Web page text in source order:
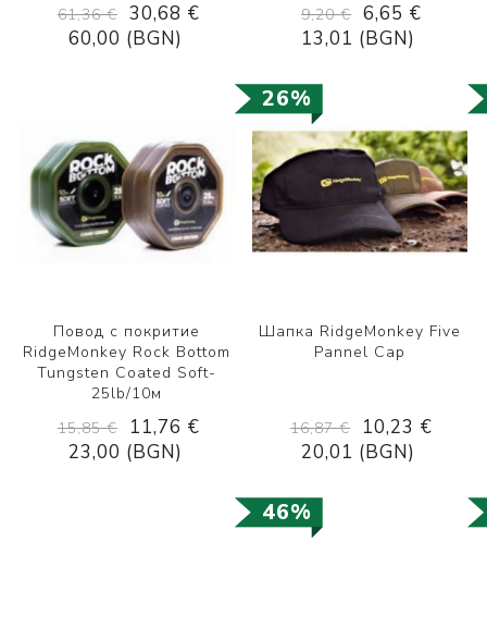
61,36 € 30,68 €
60,00 (BGN)
9,20 € 6,65 €
13,01 (BGN)
26%
Повод с покритие
RidgeMonkey Rock Bottom
Tungsten Coated Soft-
25lb/10м
15,85 €
11,76 €
23,00 (BGN)
Шапка RidgeMonkey Five
Pannel Cap
16,87 €
10,23 €
20,01 (BGN)
46%